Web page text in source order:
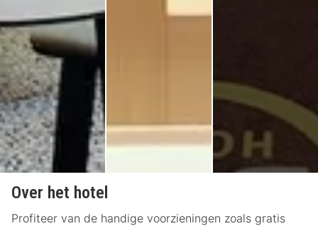
Over het hotel
Profiteer van de handige voorzieningen zoals gratis